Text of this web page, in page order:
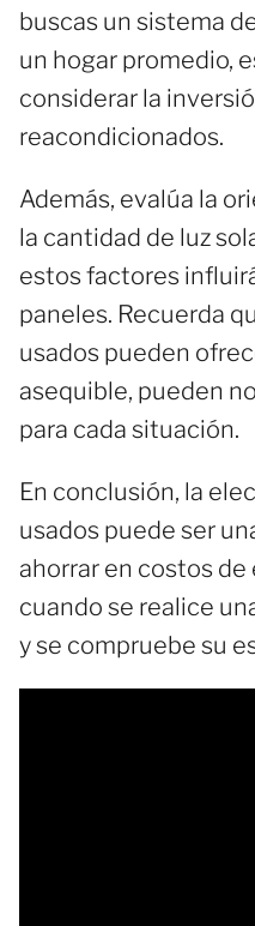
buscas un sistema
un hogar promedio,
considerar la
reacondicionados.
Además, evalúa la
la cantidad de luz
estos factores
paneles. Recuerda
usados pueden
asequible, pueden
para cada situación.
En conclusión, la
usados puede ser
ahorrar en costos de
cuando se realice
y se compruebe su